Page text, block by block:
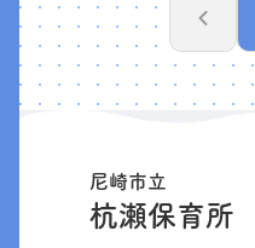
尼崎市立
杭瀬保育所